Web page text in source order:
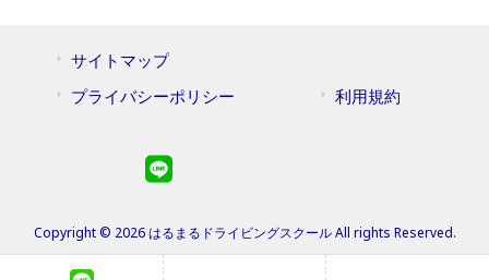
サイトマップ
プライバシーポリシー
利用規約
Copyright © 2026 はるまるドライビングスクール All rights Reserved.